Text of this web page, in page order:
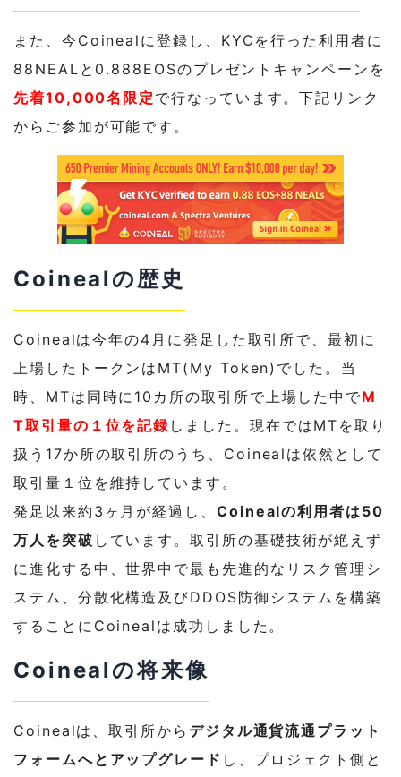
また、今Coinealに登録し、KYCを行った利用者に
88NEALと0.888EOSのプレゼントキャンペーンを
先着10,000名限定 で行なっています。下記リンク
からご参加が可能です。
Coinealの歴史
Coinealは今年の4月に発足した取引所で、最初に
上場したトークンはMT(My Token)でした。当
時、MTは同時に10カ所の取引所で上場した中でM
T取引量の１位を記録 しました。現在ではMTを取り
扱う17か所の取引所のうち、Coinealは依然として
取引量１位を維持しています。
発足以来約3ヶ月が経過し、 Coinealの利用者は50
万人を突破 しています。取引所の基礎技術が絶えず
に進化する中、世界中で最も先進的なリスク管理シ
ステム、分散化構造及びDDOS防御システムを構築
することにCoinealは成功しました。
Coinealの将来像
Coinealは、取引所から デジタル通貨流通プラット
フォームへとアップグレード し、プロジェクト側と